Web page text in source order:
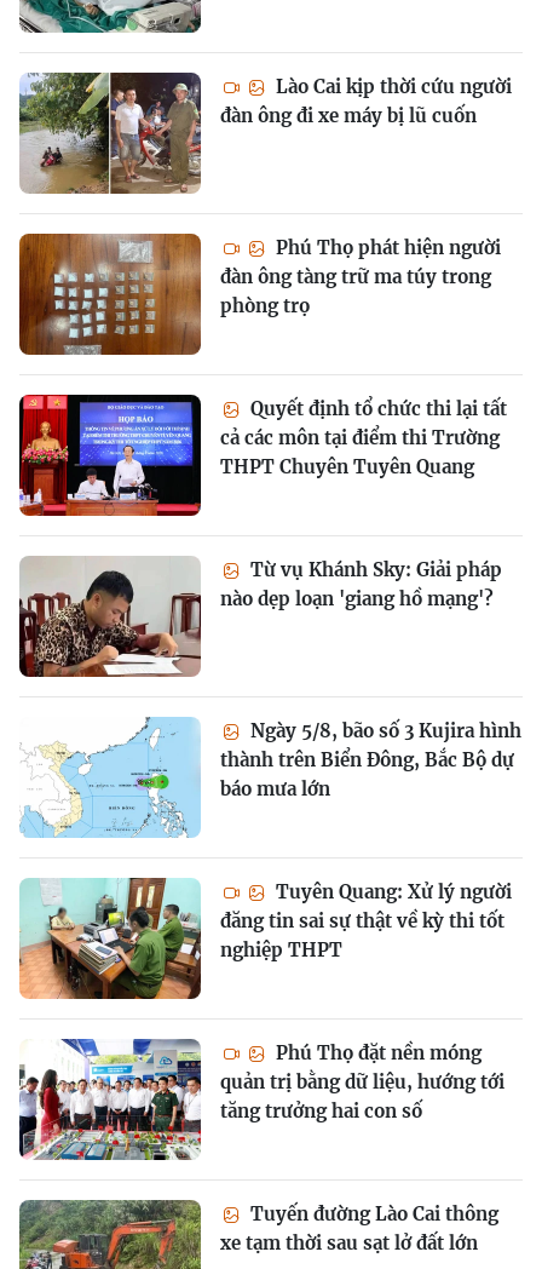
Lào Cai kịp thời cứu người
đàn ông đi xe máy bị lũ cuốn
Phú Thọ phát hiện người
đàn ông tàng trữ ma túy trong
phòng trọ
Quyết định tổ chức thi lại tất
cả các môn tại điểm thi Trường
THPT Chuyên Tuyên Quang
Từ vụ Khánh Sky: Giải pháp
nào dẹp loạn 'giang hồ mạng'?
Ngày 5/8, bão số 3 Kujira hình
thành trên Biển Đông, Bắc Bộ dự
báo mưa lớn
Tuyên Quang: Xử lý người
đăng tin sai sự thật về kỳ thi tốt
nghiệp THPT
Phú Thọ đặt nền móng
quản trị bằng dữ liệu, hướng tới
tăng trưởng hai con số
Tuyến đường Lào Cai thông
xe tạm thời sau sạt lở đất lớn